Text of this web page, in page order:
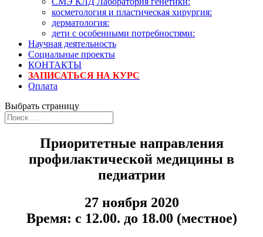
косметология и пластическая хирургия:
дерматология:
дети с особенными потребностями:
Научная деятельность
Социальные проекты
КОНТАКТЫ
ЗАПИСАТЬСЯ НА КУРС
Оплата
Выбрать страницу
Приоритетные направления
профилактической медицины в
педиатрии
27 ноября 2020
Время: с 12.00. до 18.00 (местное)